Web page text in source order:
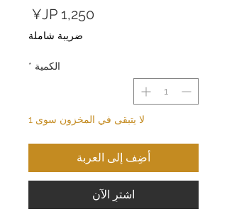
ضريبة شاملة
الكمية *
لا يتبقى في المخزون سوى 1
أضِف إلى العربة
اشترِ الآن